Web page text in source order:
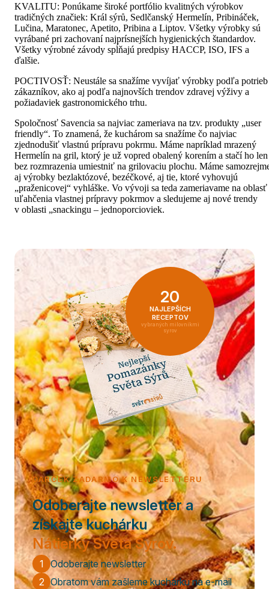
KVALITU: Ponúkame široké portfólio kvalitných výrobkov
tradičných značiek: Král sýrů, Sedlčanský Hermelín, Pribináček,
Lučina, Maratonec, Apetito, Pribina a Liptov. Všetky výrobky sú
vyrábané pri zachovaní najprísnejších hygienických štandardov.
Všetky výrobné závody spĺňajú predpisy HACCP, ISO, IFS a
ďalšie.
POCTIVOSŤ: Neustále sa snažíme vyvíjať výrobky podľa potrieb
zákazníkov, ako aj podľa najnovších trendov zdravej výživy a
požiadaviek gastronomického trhu.
Spoločnosť Savencia sa najviac zameriava na tzv. produkty „user
friendly“. To znamená, že kuchárom sa snažíme čo najviac
zjednodušiť vlastnú prípravu pokrmu. Máme napríklad mrazený
Hermelín na gril, ktorý je už vopred obalený korením a stačí ho len
bez rozmrazenia umiestniť na grilovaciu plochu. Máme
aj výrobky bezlaktózové, bezéčkové, aj tie, ktoré vyhovujú
„praženicovej“ vyhláške. Vo vývoji sa teda zameriavame na oblasť
uľahčenia vlastnej prípravy pokrmov a sledujeme aj nové trendy
v oblasti „snackingu – jednoporcioviek.
20
NAJLEPŠÍCH
RECEPTOV
vybraných milovníkmi
syrov
DARČEK ZADARMO K NEWSLETTERU
Odoberajte newsletter a
získajte kuchárku
Nátierky Sveta Syrov.
1 Odoberajte newsletter
2 Obratom vám zašleme kuchárku na e-mail